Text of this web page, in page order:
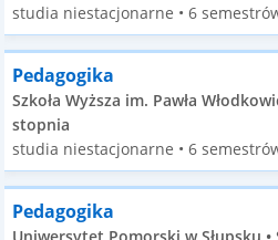
studia niestacjonarne • 6
Pedagogika
Szkoła Wyższa im. Pawła
stopnia
studia niestacjonarne • 6
Pedagogika